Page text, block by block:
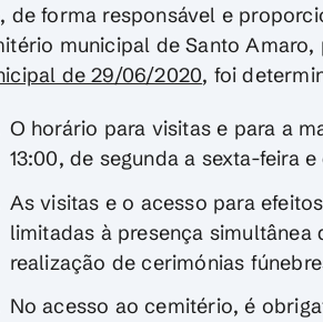
de forma responsável e
municipal de Santo Amaro,
de 29/06/2020, foi
O horário para visitas e para a
13:00, de segunda a sexta-feira
As visitas e o acesso para
limitadas à presença simultânea
realização de cerimónias
No acesso ao cemitério, é